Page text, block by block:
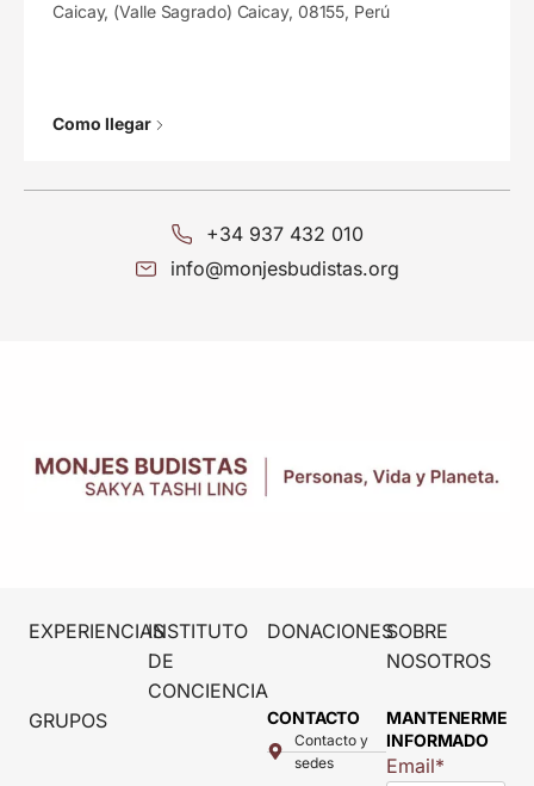
Caicay, (Valle Sagrado) Caicay, 08155, Perú
Como llegar
+34 937 432 010
info@monjesbudistas.org
EXPERIENCIASINSTITUTO
DE
CONCIENCIA
DONACIONESSOBRE
NOSOTROS
GRUPOS CONTACTO
Contacto y
sedes
MANTENERME
INFORMADO
Email*